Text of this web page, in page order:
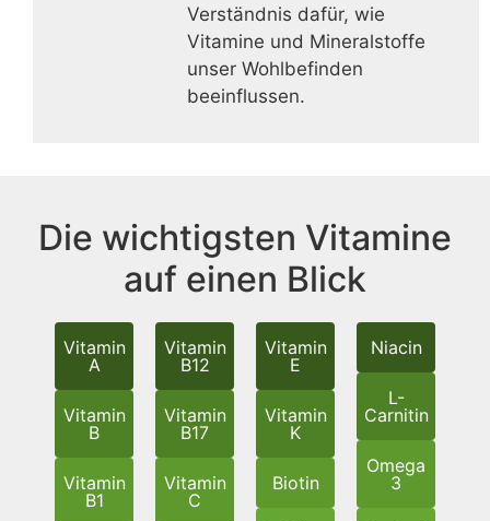
Verständnis dafür, wie
Vitamine und Mineralstoffe
unser Wohlbefinden
beeinflussen.
Die wichtigsten Vitamine
auf einen Blick
Vitamin
A
Vitamin
B
Vitamin
B1
Vitamin
B12
Vitamin
B17
Vitamin
C
Vitamin
E
Vitamin
K
Biotin
Niacin
L-
Carnitin
Omega
3